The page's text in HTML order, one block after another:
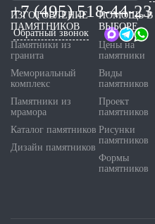
+7 (495) 518-44-23
Обратный звонок
ИЗГОТОВЛЕНИЕ
ПАМЯТНИКОВ
Памятники из
гранита
Мемориальный
комплекс
Памятники из
мрамора
Каталог памятников
Дизайн памятников
ПОМОЩЬ В
ВЫБОРЕ
Цены на
памятники
Виды
памятников
Проект
памятников
Рисунки
памятников
Формы
памятников